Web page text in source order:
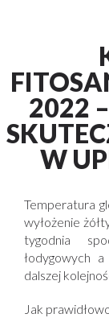
2022
W
Temperatura
wyłożenie
tygodnia
łodygowych
dalszej
Jak